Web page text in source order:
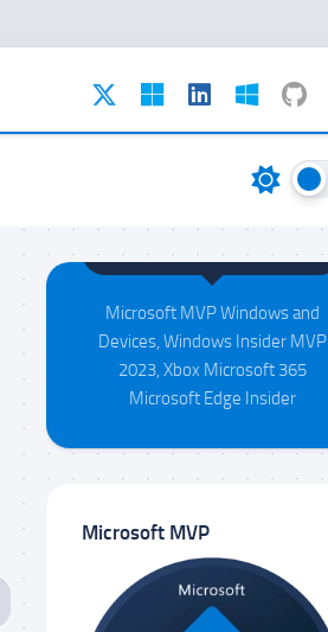
Maison da Silva
Microsoft MVP Windows and
Devices, Windows Insider MVP
2023, Xbox Microsoft 365
Microsoft Edge Insider
Microsoft MVP